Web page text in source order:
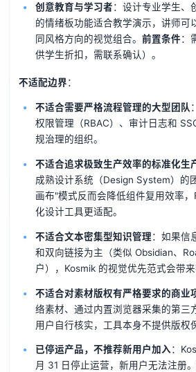
创意教育与学习者：设计专业学生、
的情绪板功能适合教学演示，讲师可
同风格方向的视觉组合。 前置条件：
供学生折扣，需联系确认）。
不适配边界：
不适合需要严格流程管理的大型团队
权限管理（RBAC）、审计日志和
规治理的组织。
不适合追求极致生产效率的标准化生
成熟设计系统（Design System）的
画布"模式反而会降低组件复用效率
化设计工具更适配。
不适合文本密集型知识管理：如果信
和双向链接为主（类似 Obsidian、
户），Kosmik 的视觉优先范式会带来
不适合对素材版权有严格要求的商业
络素材、通过内置浏览器采集的第三
用户自行核实，工具本身不提供版权
已停运产品，不推荐新用户加入：
月 31 日停止运营，新用户无法注册